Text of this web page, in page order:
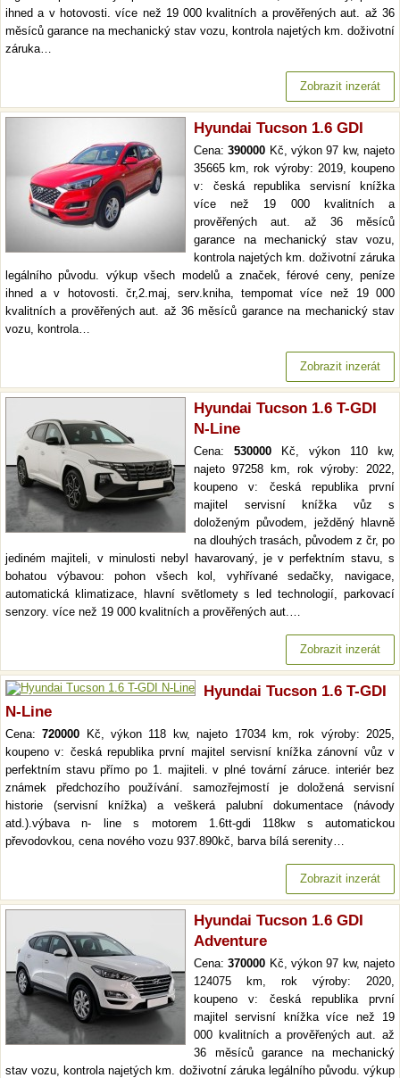
ihned a v hotovosti. více než 19 000 kvalitních a prověřených aut. až 36
měsíců garance na mechanický stav vozu, kontrola najetých km. doživotní
záruka…
Zobrazit inzerát
Hyundai Tucson 1.6 GDI
Cena:390000 Kč, výkon 97 kw, najeto
35665 km, rok výroby: 2019, koupeno
v: česká republika servisní knížka
více než 19 000 kvalitních a
prověřených aut. až 36 měsíců
garance na mechanický stav vozu,
kontrola najetých km. doživotní záruka
legálního původu. výkup všech modelů a značek, férové ceny, peníze
ihned a v hotovosti. čr,2.maj, serv.kniha, tempomat více než 19 000
kvalitních a prověřených aut. až 36 měsíců garance na mechanický stav
vozu, kontrola…
Zobrazit inzerát
Hyundai Tucson 1.6 T-GDI
N-Line
Cena: 530000 Kč, výkon 110 kw,
najeto 97258 km, rok výroby: 2022,
koupeno v: česká republika první
majitel servisní knížka vůz s
doloženým původem, ježděný hlavně
na dlouhých trasách, původem z čr, po
jediném majiteli, v minulosti nebyl havarovaný, je v perfektním stavu, s
bohatou výbavou: pohon všech kol, vyhřívané sedačky, navigace,
automatická klimatizace, hlavní světlomety s led technologií, parkovací
senzory. více než 19 000 kvalitních a prověřených aut.…
Zobrazit inzerát
Hyundai Tucson 1.6 T-GDI
N-Line
Cena:720000 Kč, výkon 118 kw, najeto 17034 km, rok výroby: 2025,
koupeno v: česká republika první majitel servisní knížka zánovní vůz v
perfektním stavu přímo po 1. majiteli. v plné tovární záruce. interiér bez
známek předchozího používání. samozřejmostí je doložená servisní
historie (servisní knížka) a veškerá palubní dokumentace (návody
atd.).výbava n- line s motorem 1.6tt-gdi 118kw s automatickou
převodovkou, cena nového vozu 937.890kč, barva bílá serenity…
Zobrazit inzerát
Hyundai Tucson 1.6 GDI
Adventure
Cena:370000 Kč, výkon 97 kw, najeto
124075 km, rok výroby: 2020,
koupeno v: česká republika první
majitel servisní knížka více než 19
000 kvalitních a prověřených aut. až
36 měsíců garance na mechanický
stav vozu, kontrola najetých km. doživotní záruka legálního původu. výkup